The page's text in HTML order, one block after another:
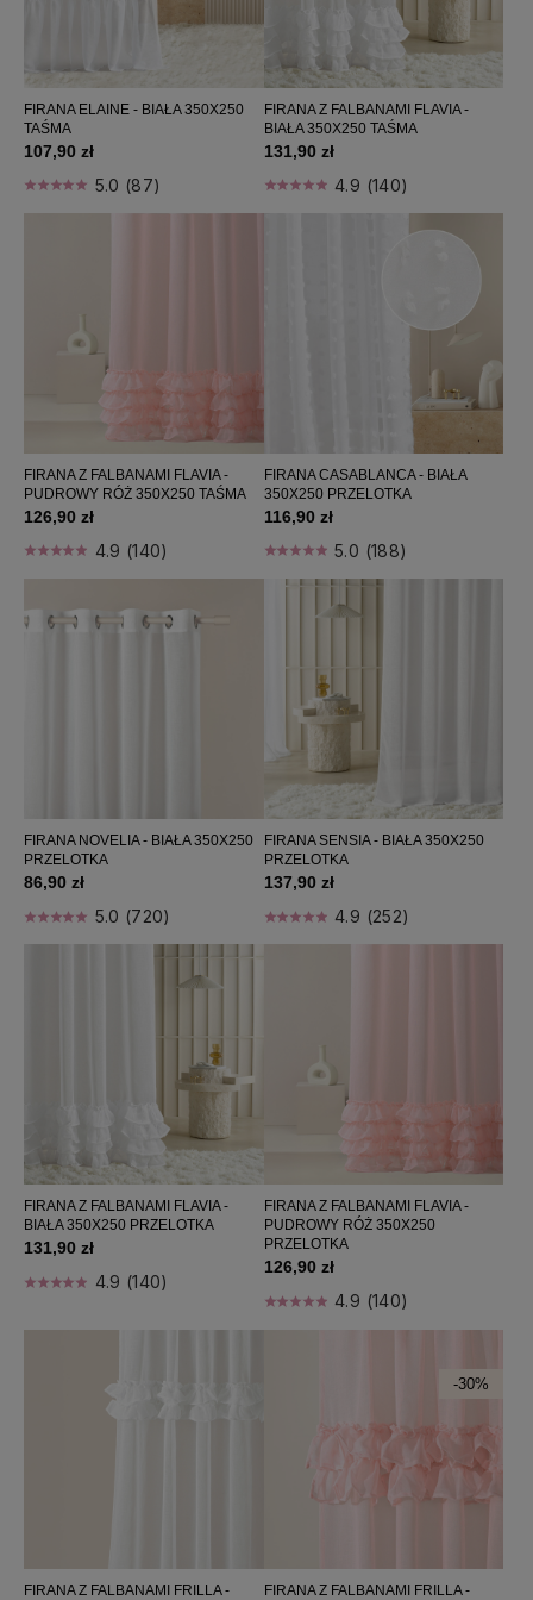
Firany 300x270
Firany 300x280
Firany 350x230
Firany 350x250
Firany 400x250
Firany na przelotkach
Firany z falbanami
Firany z pomponami
Firany do pokoju
Firany do sypialni
Firany do pokoju dziecięcego
Firany nowoczesne
Firany szerokie
Poduszki
Koce / pledy
Perfumy damskie
Home wellness
Kategorie: Firany 350x250
Cena: (wybierz)
Nazwa produktu A-Z
FIRANA ELAINE - BIAŁA 350X250
TAŚMA
107,90 zł
5.0 (87)
FIRANA Z FALBANAMI FLAVIA -
BIAŁA 350X250 TAŚMA
131,90 zł
4.9 (140)
FIRANA Z FALBANAMI FLAVIA -
PUDROWY RÓŻ 350X250 TAŚMA
126,90 zł
4.9 (140)
FIRANA CASABLANCA - BIAŁA
350X250 PRZELOTKA
116,90 zł
5.0 (188)
FIRANA NOVELIA - BIAŁA 350X250
PRZELOTKA
86,90 zł
5.0 (720)
FIRANA SENSIA - BIAŁA 350X250
PRZELOTKA
137,90 zł
4.9 (252)
FIRANA Z FALBANAMI FLAVIA -
BIAŁA 350X250 PRZELOTKA
131,90 zł
4.9 (140)
FIRANA Z FALBANAMI FLAVIA -
PUDROWY RÓŻ 350X250
PRZELOTKA
126,90 zł
4.9 (140)
FIRANA Z FALBANAMI FRILLA -
-30%
FIRANA Z FALBANAMI FRILLA -